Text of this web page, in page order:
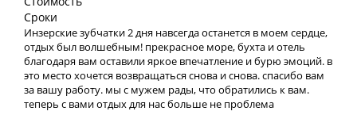
Сроки
Инзерские зубчатки 2 дня навсегда останется в моем сердце,
отдых был волшебным! прекрасное море, бухта и отель
благодаря вам оставили яркое впечатление и бурю эмоций. в
это место хочется возвращаться снова и снова. спасибо вам
за вашу работу. мы с мужем рады, что обратились к вам.
теперь с вами отдых для нас больше не проблема